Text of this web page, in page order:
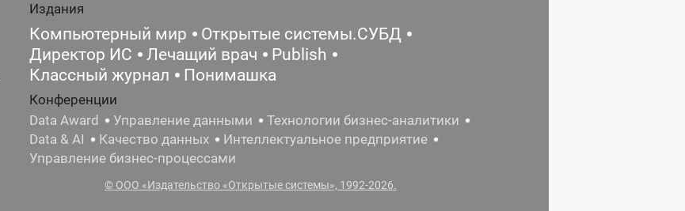
Издания
Компьютерный мир
Открытые системы.СУБД
Директор ИС
Лечащий врач
Publish
Классный журнал
Понимашка
Конференции
Data Award
Управление данными
Технологии бизнес-аналитики
Data & AI
Качество данных
Интеллектуальное предприятие
Управление бизнес-процессами
© ООО «Издательство «Открытые системы», 1992-2026.